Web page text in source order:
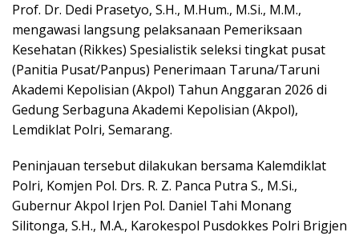
Prof. Dr. Dedi Prasetyo, S.H., M.Hum., M.Si., M.M.,
mengawasi langsung pelaksanaan Pemeriksaan
Kesehatan (Rikkes) Spesialistik seleksi tingkat pusat
(Panitia Pusat/Panpus) Penerimaan Taruna/Taruni
Akademi Kepolisian (Akpol) Tahun Anggaran 2026 di
Gedung Serbaguna Akademi Kepolisian (Akpol),
Lemdiklat Polri, Semarang.
Peninjauan tersebut dilakukan bersama Kalemdiklat
Polri, Komjen Pol. Drs. R. Z. Panca Putra S., M.Si.,
Gubernur Akpol Irjen Pol. Daniel Tahi Monang
Silitonga, S.H., M.A., Karokespol Pusdokkes Polri Brigjen